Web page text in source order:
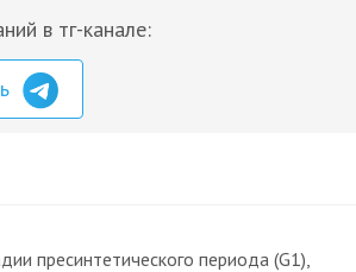
в тг-канале:
пресинтетического периода (G1),